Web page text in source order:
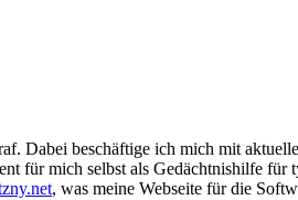
Dabei beschäftige ich mich mit
mich selbst als Gedächtnishilfe
, was meine Webseite für die